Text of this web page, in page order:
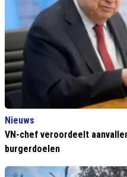
Nieuws
VN-chef veroordeelt
burgerdoelen